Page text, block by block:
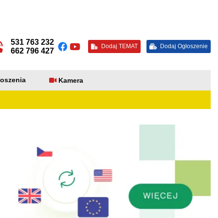
531 763 232
662 796 427
Dodaj TEMAT Dodaj Ogłoszenie
Kamera